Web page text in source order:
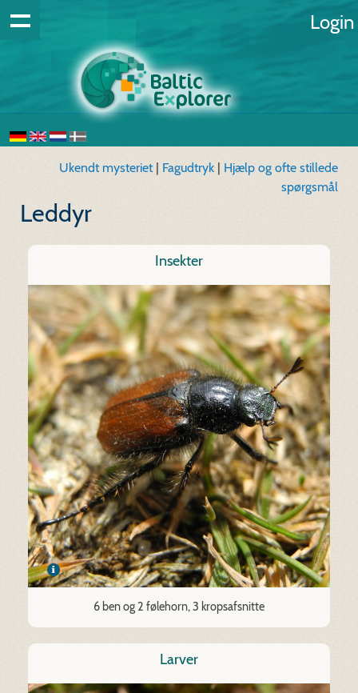
Login
Ukendt mysteriet| Fagudtryk | Hjælp og ofte stillede
spørgsmål
Leddyr
Insekter
6 ben og 2 følehorn, 3 kropsafsnitte
Larver